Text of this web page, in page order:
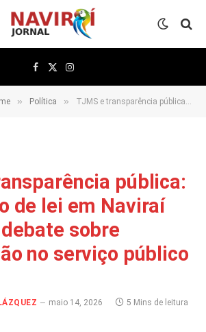
Facebook
X
(Twitter)
Instagram
» Política » TJMS e transparência pública: suspensão de lei em Naviraí reacende debate sobre capacitação no serviço público
pública:
de lei em Naviraí
sobre
no serviço público
maio 14, 2026 5 Mins de leitura